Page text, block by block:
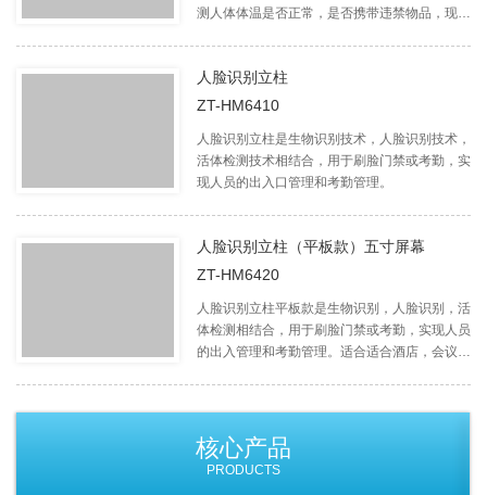
核心产品
PRODUCTS
测人体体温是否正常，是否携带违禁物品，现用
人脸识别立柱
ZT-HM6410
人脸识别立柱是生物识别技术，人脸识别技术，
活体检测技术相结合，用于刷脸门禁或考勤，实
现人员的出入口管理和考勤管理。
人脸识别立柱（平板款）五寸屏幕
ZT-HM6420
人脸识别立柱平板款是生物识别，人脸识别，活
体检测相结合，用于刷脸门禁或考勤，实现人员
的出入管理和考勤管理。适合适合酒店，会议